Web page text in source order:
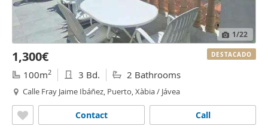
1/22
1,300€
100m2 3 Bd. 2 Bathrooms
Calle Fray Jaime Ibáñez, Puerto, Xàbia / Jávea
Call
Contact
DESTACADO